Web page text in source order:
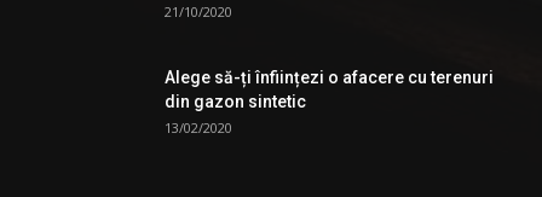
21/10/2020
Alege să-ți înființezi o afacere cu terenuri
din gazon sintetic
13/02/2020